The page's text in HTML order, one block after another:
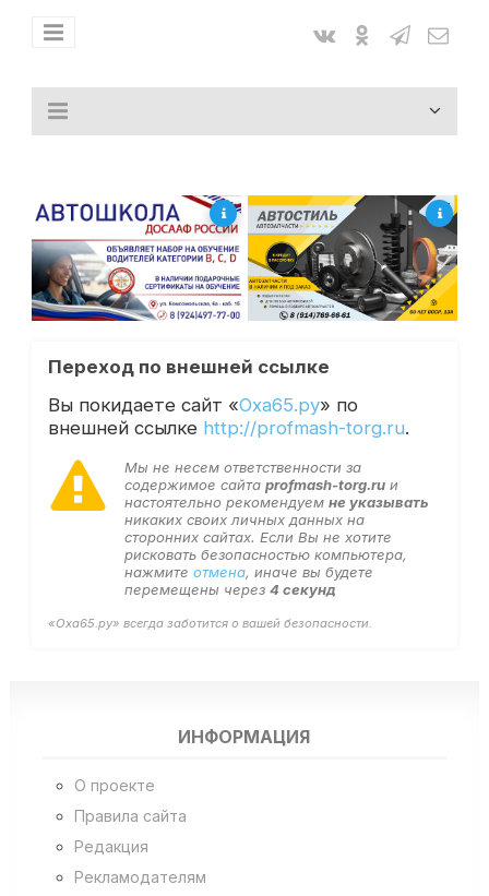
Переход по внешней ссылке
Вы покидаете сайт «Оха65.ру» по
внешней ссылке http://profmash-torg.ru.
Мы не несем ответственности за
содержимое сайта profmash-torg.ruи
настоятельно рекомендуем не указывать
никаких своих личных данных на
сторонних сайтах. Если Вы не хотите
рисковать безопасностью компьютера,
нажмите отмена, иначе вы будете
перемещены через 4 секунд
«Оха65.ру» всегда заботится о вашей безопасности.
ИНФОРМАЦИЯ
О проекте
Правила сайта
Редакция
Рекламодателям